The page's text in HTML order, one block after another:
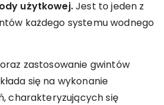
użytkowej.Jest to jeden z
każdego systemu wodnego
zastosowanie gwintów
się na wykonanie
charakteryzujących się